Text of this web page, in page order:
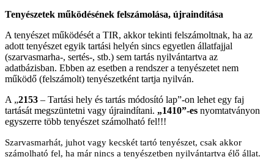
Tenyészetek működésének felszámolása, újraindítása
A tenyészet működését a TIR, akkor tekinti felszámoltnak, ha az
adott tenyészet egyik tartási helyén sincs egyetlen állatfajjal
(szarvasmarha-, sertés-, stb.) sem tartás nyilvántartva az
adatbázisban. Ebben az esetben a rendszer a tenyészetet nem
működő (felszámolt) tenyészetként tartja nyilván.
A „2153 – Tartási hely és tartás módosító lap”-on lehet egy faj
tartását megszüntetni vagy újraindítani. „1410”-es nyomtatványon
egyszerre több tenyészet számolható fel!!!
Szarvasmarhát, juhot vagy kecskét tartó tenyészet, csak akkor
számolható fel, ha már nincs a tenyészetben nyilvántartva élő állat.